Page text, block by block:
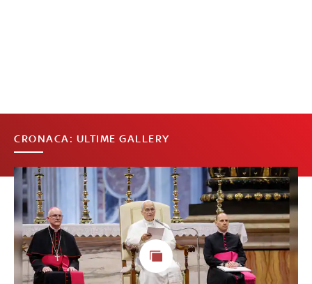
CRONACA: ULTIME GALLERY